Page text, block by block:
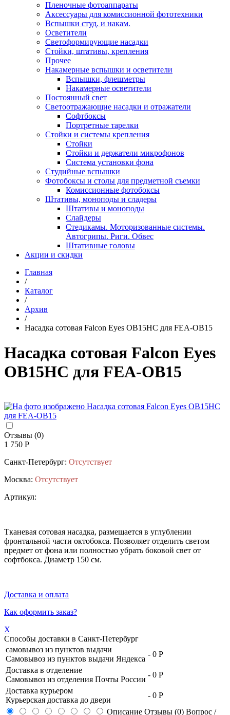
Пленочные фотоаппараты
Аксессуары для комиссионной фототехники
Вспышки студ. и накам.
Осветители
Светоформирующие насадки
Стойки, штативы, крепления
Прочее
Накамерные вспышки и осветители
Вспышки, флешметры
Накамерные осветители
Постоянный свет
Светоотражающие насадки и отражатели
Софтбоксы
Портретные тарелки
Стойки и системы крепления
Стойки
Стойки и держатели микрофонов
Система установки фона
Студийные вспышки
Фотобоксы и столы для предметной съемки
Комиссионные фотобоксы
Штативы, моноподы и сладеры
Штативы и моноподы
Слайдеры
Стедикамы. Моторизованные системы.
Автогрипы. Риги. Обвес
Штативные головы
Акции и скидки
Главная
/
Каталог
/
Архив
/
Насадка сотовая Falcon Eyes OB15HC для FEA-OB15
Насадка сотовая Falcon Eyes
OB15HC для FEA-OB15
Отзывы (0)
1 750 Р
Санкт-Петербург: Отсутствует
Москва: Отсутствует
Артикул:
Тканевая сотовая насадка, размещается в углублении
фронтальной части октобокса. Позволяет отделить светом
предмет от фона или полностью убрать боковой свет от
софтбокса. Диаметр 150 см.
Доставка и оплата
Как оформить заказ?
X
Способы доставки в Санкт-Петербург
самовывоз из пунктов выдачи
Самовывоз из пунктов выдачи Яндекса
- 0 Р
Доставка в отделение
Самовывоз из отделения Почты России
- 0 Р
Доставка курьером
Курьерская доставка до двери
- 0 Р
Описание Отзывы (0) Вопрос /